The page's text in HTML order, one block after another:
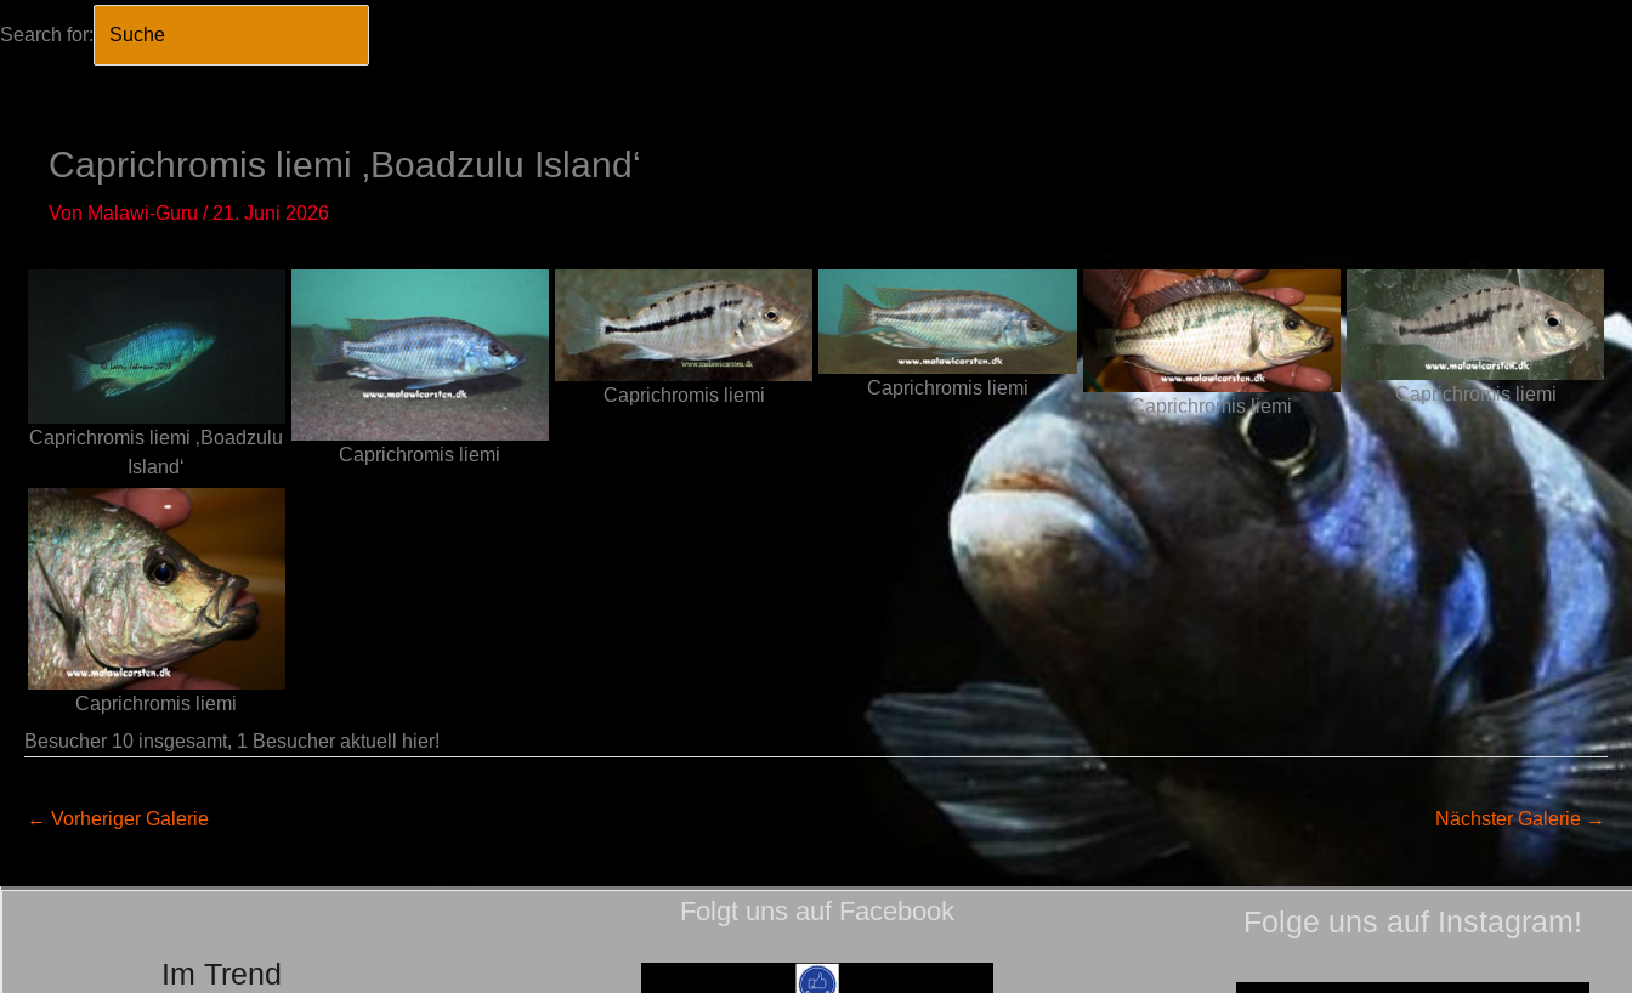
Search for:
Caprichromis liemi ‚Boadzulu Island‘
Von Malawi-Guru / 21. Juni 2026
Caprichromis liemi ‚Boadzulu
Island‘
Caprichromis liemi
Caprichromis liemi
Caprichromis liemi
Caprichromis liemi
Caprichromis liemi
Caprichromis liemi
Besucher 10 insgesamt, 1 Besucher aktuell hier!
← Vorheriger Galerie Nächster Galerie →
Im Trend
Folgt uns auf Facebook Folge uns auf Instagram!